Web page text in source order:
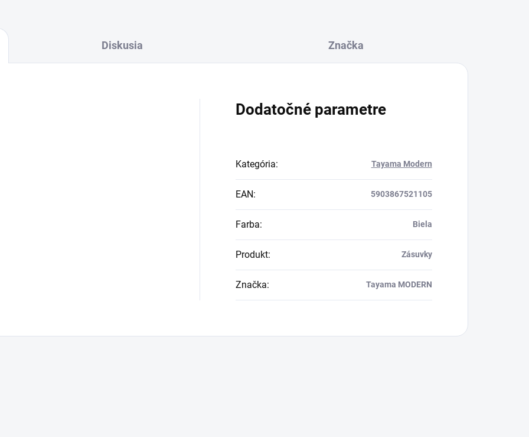
Diskusia Značka
Dodatočné parametre
Kategória: Tayama Modern
EAN: 5903867521105
Farba: Biela
Produkt: Zásuvky
Značka: Tayama MODERN